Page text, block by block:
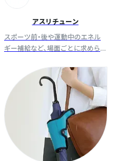
アスリチューン
スポーツ前・後や運動中のエネル
ギー補給など、場面ごとに求めら
のスポーツサプリメント